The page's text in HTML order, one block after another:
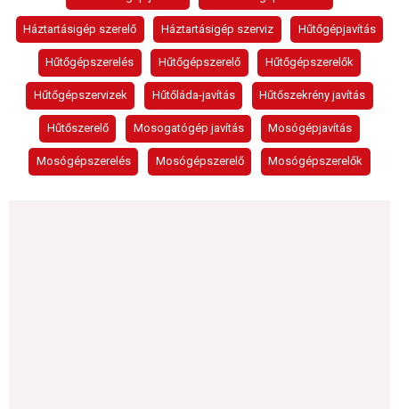
Háztartásigép szerelő Háztartásigép szerviz Hűtőgépjavítás
Hűtőgépszerelés Hűtőgépszerelő Hűtőgépszerelők
Hűtőgépszervizek Hűtőláda-javítás Hűtőszekrény javítás
Hűtőszerelő Mosogatógép javítás Mosógépjavítás
Mosógépszerelés Mosógépszerelő Mosógépszerelők